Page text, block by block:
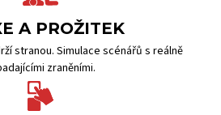
A PROŽITEK
stranou. Simulace scénářů s reálně
zraněními.